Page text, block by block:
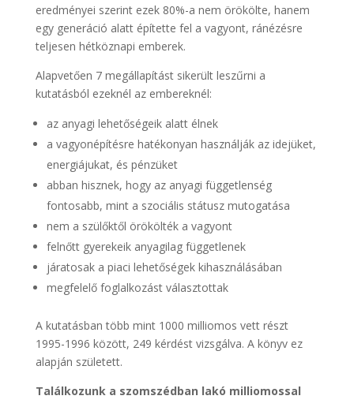
eredményei szerint ezek 80%-a nem örökölte, hanem
egy generáció alatt építette fel a vagyont, ránézésre
teljesen hétköznapi emberek.
Alapvetően 7 megállapítást sikerült leszűrni a
kutatásból ezeknél az embereknél:
az anyagi lehetőségeik alatt élnek
a vagyonépítésre hatékonyan használják az idejüket,
energiájukat, és pénzüket
abban hisznek, hogy az anyagi függetlenség
fontosabb, mint a szociális státusz mutogatása
nem a szülőktől örökölték a vagyont
felnőtt gyerekeik anyagilag függetlenek
járatosak a piaci lehetőségek kihasználásában
megfelelő foglalkozást választottak
A kutatásban több mint 1000 milliomos vett részt
1995-1996 között, 249 kérdést vizsgálva. A könyv ez
alapján született.
Találkozunk a szomszédban lakó milliomossal